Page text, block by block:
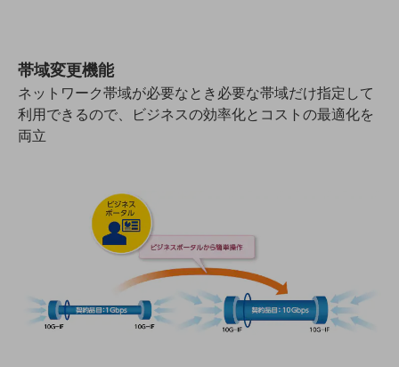
セキュリティ
業務支援・マーケティング
災害対策・BCP
課題・ニーズで探す
帯域変更機能
ネットワーク帯域が必要なとき必要な帯域だけ指定して
利用できるので、ビジネスの効率化とコストの最適化を
両立